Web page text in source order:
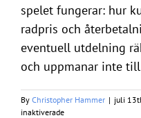
spelet fungerar: hur
radpris och
eventuell utdelning
och uppmanar inte
By Christopher Hammer | juli
inaktiveradeför